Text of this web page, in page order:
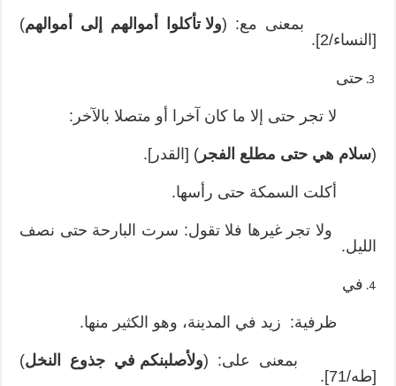
بمعنى مع: (ولا تأكلوا أموالهم إلى أموالهم)
[النساء/2].
حتى
لا تجر حتى إلا ما كان آخرا أو متصلا بالآخر:
(سلام هي حتى مطلع الفجر) [القدر].
أكلت السمكة حتى رأسها.
ولا تجر غيرها فلا تقول: سرت البارحة حتى نصف
الليل.
في
ظرفية: زيد في المدينة، وهو الكثير منها.
بمعنى على: (ولأصلبنكم في جذوع النخل)
[طه/71].